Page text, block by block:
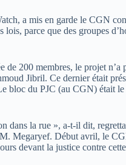
a mis en garde le CGN
parce que des groupes
200 membres, le projet
Jibril. Ce dernier était
bloc du PJC (au CGN) était
dans la rue », a-t-il dit,
Megaryef. Début avril, le
devant la justice contre